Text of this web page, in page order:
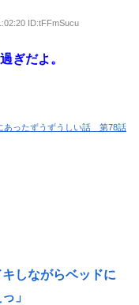
ID:tFFmSucu
ぎだよ。
あったずうずうしい話 第78話
しながらベッドに
」